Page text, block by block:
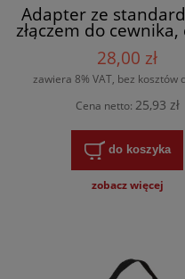
Adapter ze
złączem do
do odsysania
28,00 zł
zawiera 8% VAT, bez kosztów
Cena netto: 25,93 zł
do koszyka
zobacz więcej